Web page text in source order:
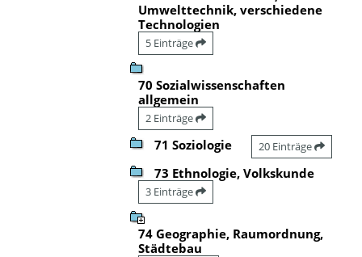
Umwelttechnik, verschiedene
Technologien
5 Einträge
70 Sozialwissenschaften
allgemein
2 Einträge
71 Soziologie 20 Einträge
73 Ethnologie, Volkskunde
3 Einträge
74 Geographie, Raumordnung,
Städtebau